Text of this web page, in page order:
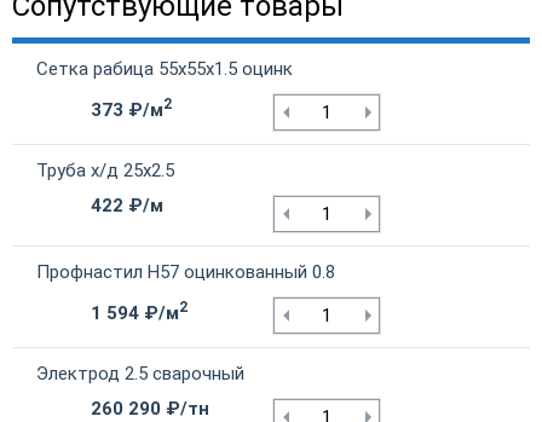
Сетка рабица 55х55х1.5 оцинк
373 ₽/м2
Труба х/д 25х2.5
422 ₽/м
Профнастил Н57 оцинкованный 0.8
1 594 ₽/м2
Электрод 2.5 сварочный
260 290 ₽/тн